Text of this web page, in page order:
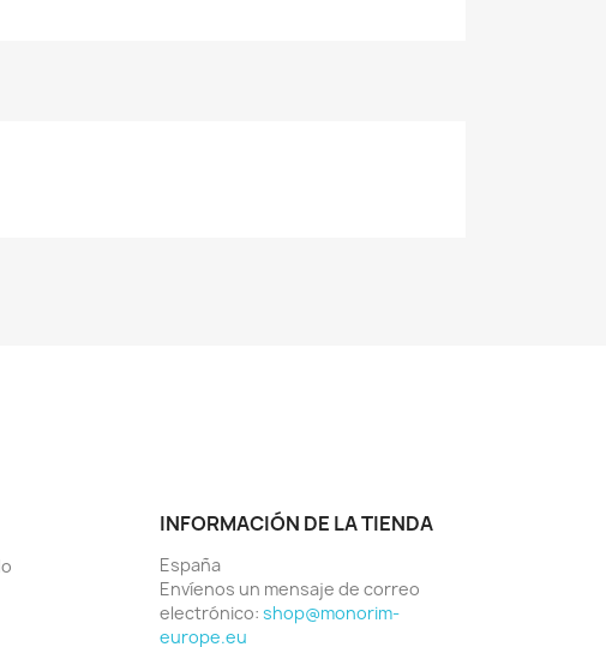
INFORMACIÓN DE LA TIENDA
España
Envíenos un mensaje de correo
electrónico: shop@monorim-
europe.eu